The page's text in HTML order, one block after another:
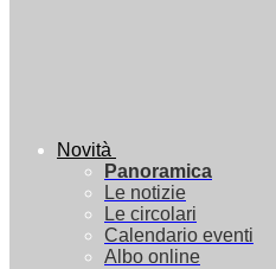
Novità
Panoramica
Le notizie
Le circolari
Calendario eventi
Albo online